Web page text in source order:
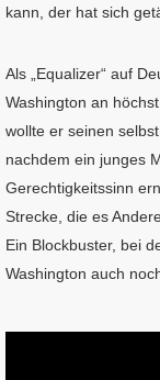
kann, der hat sich
Als „Equalizer“ auf
Washington an
wollte er seinen
nachdem ein junges
Gerechtigkeitssinn
Strecke, die es
Ein Blockbuster, bei
Washington auch